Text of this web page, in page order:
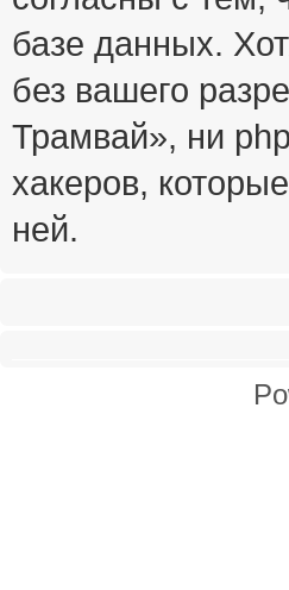
базе данных.
без вашего
Трамвай», ни
хакеров,
ней.